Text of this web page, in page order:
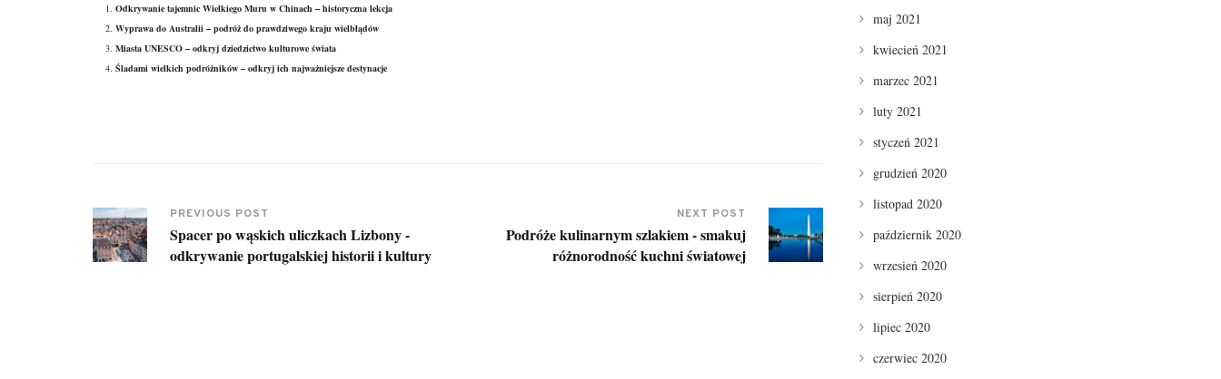
Odkrywanie tajemnic Wielkiego Muru w Chinach – historyczna lekcja
Wyprawa do Australii – podróż do prawdziwego kraju wielbłądów
Miasta UNESCO – odkryj dziedzictwo kulturowe świata
Śladami wielkich podróżników – odkryj ich najważniejsze destynacje
PREVIOUS POST
Spacer po wąskich uliczkach Lizbony -
odkrywanie portugalskiej historii i kultury
NEXT POST
Podróże kulinarnym szlakiem - smakuj
różnorodność kuchni światowej
maj 2021
kwiecień 2021
marzec 2021
luty 2021
styczeń 2021
grudzień 2020
listopad 2020
październik 2020
wrzesień 2020
sierpień 2020
lipiec 2020
czerwiec 2020